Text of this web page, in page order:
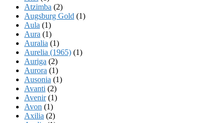
Atzimba (2)
Augsburg Gold (1)
Aula (1)
Aura (1)
Auralia (1)
Aurelia (1965) (1)
Auriga (2)
Aurora (1)
Ausonia (1)
Avanti (2)
Avenir(1)
Avon (1)
Axilia (2)